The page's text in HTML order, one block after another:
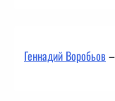
Геннадий Воробьов